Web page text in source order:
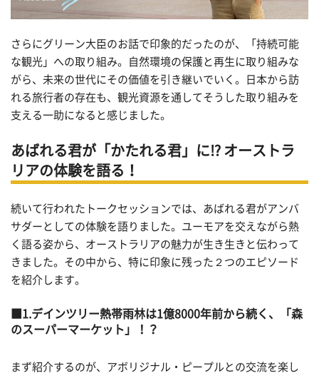
さらにグリーン大臣のお話で印象的だったのが、「持続可能
な観光」への取り組み。自然環境の保護と再生に取り組みな
がら、未来の世代にその価値を引き継いでいく。日本から訪
れる旅行者の存在も、観光資源を通してそうした取り組みを
支える一助になると感じました。
あばれる君が「かたれる君」に⁉ オーストラ
リアの体験を語る！
続いて行われたトークセッションでは、あばれる君がアンバ
サダーとしての体験を語りました。ユーモアを交えながら熱
く語る姿から、オーストラリアの魅力が生き生きと伝わって
きました。その中から、特に印象に残った２つのエピソード
を紹介します。
1.デインツリー熱帯雨林は1億8000年前から続く、「森
のスーパーマーケット」！？
まず紹介するのが、アボリジナル・ピープルとの交流を楽し